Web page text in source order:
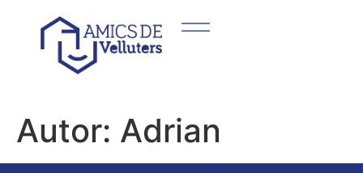
Autor: Adrian